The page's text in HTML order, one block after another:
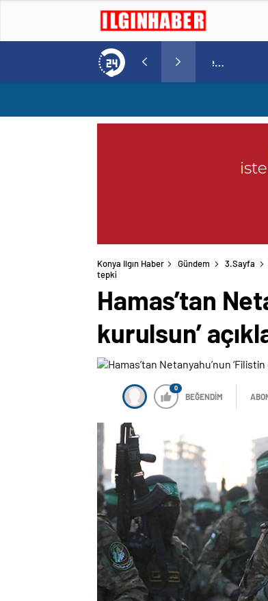
Norweç silahlı kuvvetleri kadınlardan oluşan özel kuvvetler eğitimlerini başlattı. 15:20
Konya Ilgın Haber Gündem 3.Sayfa
tepki
Hamas’tan
kurulsun’
0
BEĞENDİM